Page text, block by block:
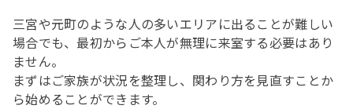
三宮や元町のような人の多いエリアに出ることが難しい
場合でも、最初からご本人が無理に来室する必要はあり
ません。
まずはご家族が状況を整理し、関わり方を見直すことか
ら始めることができます。